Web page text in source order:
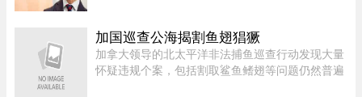
Charles Milliard预计将于今天周四下午 ...
加国巡查公海揭割鱼翅猖獗
加拿大领导的北太平洋非法捕鱼巡查行动发现大量
怀疑违规个案，包括割取鲨鱼鳍翅等问题仍然普遍